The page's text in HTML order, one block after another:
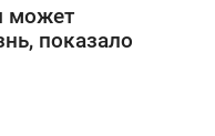
может
показало